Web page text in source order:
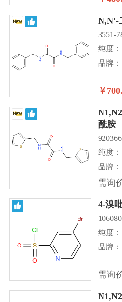
N,N'-
3551-
纯度
品牌：
￥
酰胺
纯度
品牌：
需询
4-溴
纯度
品牌：
需询